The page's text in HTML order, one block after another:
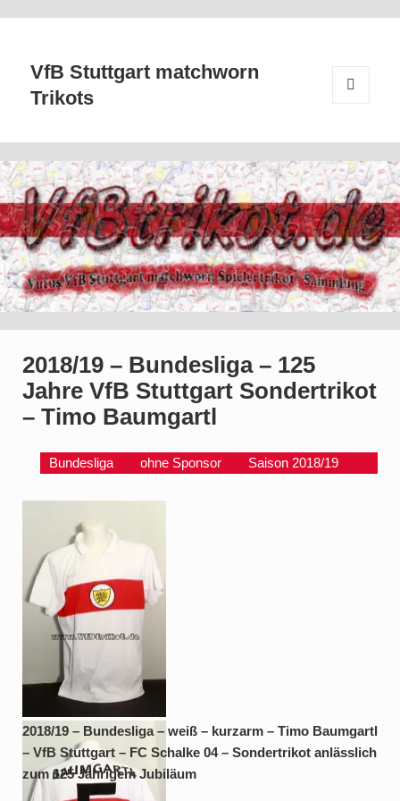
VfB Stuttgart matchworn
Trikots
2018/19 – Bundesliga – 125
Jahre VfB Stuttgart Sondertrikot
– Timo Baumgartl
Bundesliga ohne Sponsor Saison 2018/19
2018/19 – Bundesliga –
weiß – kurzarm – Timo
Baumgartl – VfB
Stuttgart – FC Schalke
2018/19 – Bundesliga – weiß – kurzarm – Timo Baumgartl
– VfB Stuttgart – FC Schalke 04 – Sondertrikot anlässlich
zum 125 Jährigem Jubiläum